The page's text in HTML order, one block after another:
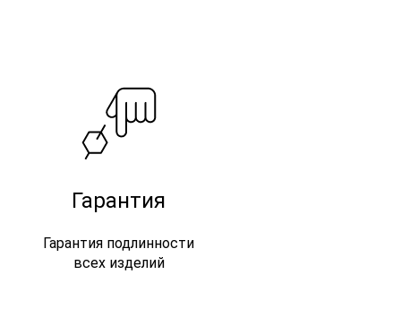
Гарантия
Гарантия подлинности
всех изделий